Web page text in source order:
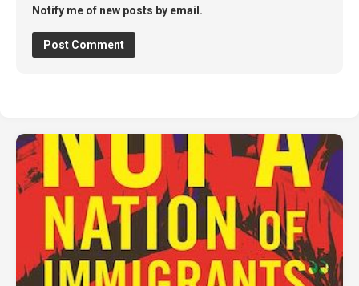
Notify me of new posts by email.